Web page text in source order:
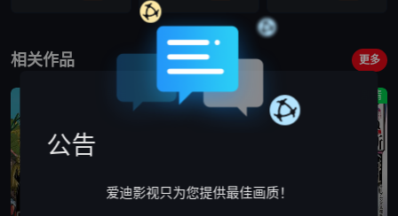
第17集 VIP
第20集 VIP 第21集
第22集 VIP
相关作品 更多
剧情 动画 剧情
公告
爱迪影视只为您提供最佳画质！